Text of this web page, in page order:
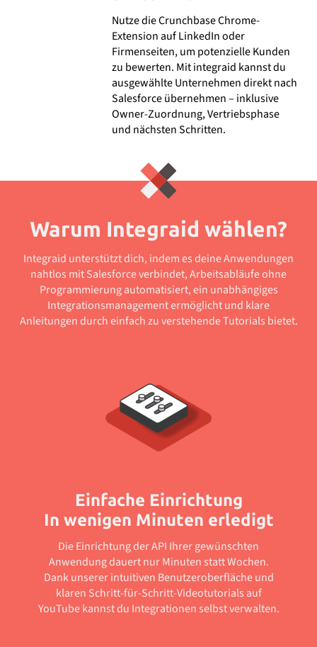
Nutze die Crunchbase Chrome-
Extension auf LinkedIn oder
Firmenseiten, um potenzielle Kunden
zu bewerten. Mit integraid kannst du
ausgewählte Unternehmen direkt nach
Salesforce übernehmen – inklusive
Owner-Zuordnung, Vertriebsphase
und nächsten Schritten.
Warum Integraid wählen?
Integraid unterstützt dich, indem es deine Anwendungen
nahtlos mit Salesforce verbindet, Arbeitsabläufe ohne
Programmierung automatisiert, ein unabhängiges
Integrationsmanagement ermöglicht und klare
Anleitungen durch einfach zu verstehende Tutorials bietet.
Einfache Einrichtung
In wenigen Minuten erledigt
Die Einrichtung der API Ihrer gewünschten
Anwendung dauert nur Minuten statt Wochen.
Dank unserer intuitiven Benutzeroberfläche und
klaren Schritt-für-Schritt-Videotutorials auf
YouTube kannst du Integrationen selbst verwalten.